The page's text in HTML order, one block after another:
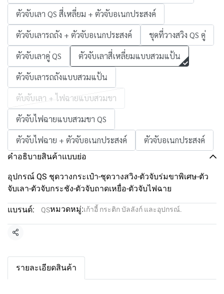
ตัวจับเลา QS สี่เหลี่ยม + ตัวจับอเนกประสงค์
ตัวจับเลารถถัง + ตัวจับอเนกประสงค์
ชุดที่วางสวิง QS คู่
ตัวจับเลาคู่ QS
ตัวจับเลาสี่เหลี่ยมแบบสวมแป้น
ตัวจับเลารถถังแบบสวมแป้น
ตับจับเลา + ไฟฉายแบบสวมขา
ตัวจับไฟฉายแบบสวมขา QS
ตัวจับไฟฉาย + ตัวจับอเนกประสงค์
ตัวจับอเนกประสงค์
คำอธิบายสินค้าแบบย่อ
อุปกรณ์ QS ชุดวางกระเป๋า-ชุดวางสวิง-ตัวจับร่มขาพิเศษ-ตัว
จับเลา-ตัวจับกระชัง-ตัวจับถาดเหยื่อ-ตัวจับไฟฉาย
แบรนด์: QSหมวดหมู่:เก้าอี้ กระติก บัลลังก์ และอุปกรณ์.
แชร์
รายละเอียดสินค้า